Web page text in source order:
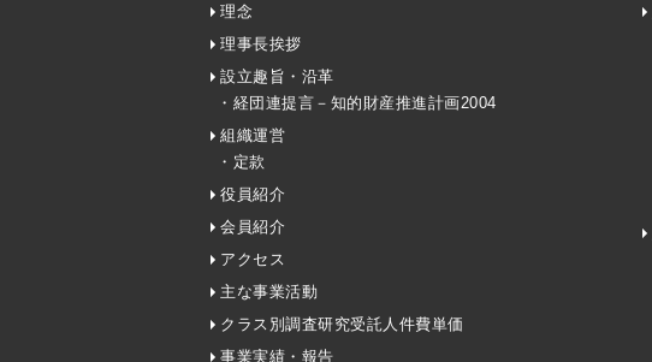
理念
理事長挨拶
設立趣旨・沿革
・経団連提言－知的財産推進計画2004
組織運営
・定款
役員紹介
会員紹介
アクセス
主な事業活動
クラス別調査研究受託人件費単価
事業実績・報告